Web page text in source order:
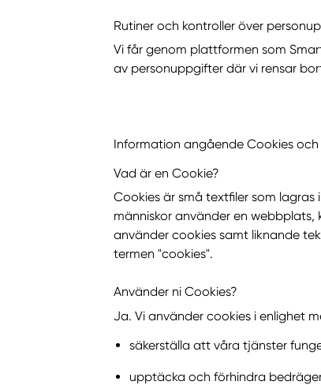
Rutiner och kontroller över
Vi får genom plattformen som
av personuppgifter där vi rensar
Information angående Cookies
Vad är en Cookie?
Cookies är små textfiler som
människor använder en
använder cookies samt liknande
termen "cookies".
Använder ni Cookies?
Ja. Vi använder cookies i enlighet
säkerställa att våra tjänster
upptäcka och förhindra